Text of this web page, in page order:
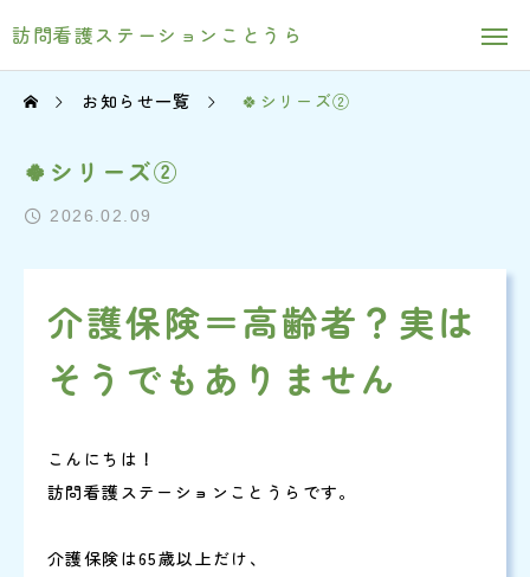
訪問看護ステーションことうら
お知らせ一覧 🍀シリーズ②
🍀シリーズ②
2026.02.09
介護保険＝高齢者？実は
そうでもありません
こんにちは！
訪問看護ステーションことうらです。
介護保険は65歳以上だけ、